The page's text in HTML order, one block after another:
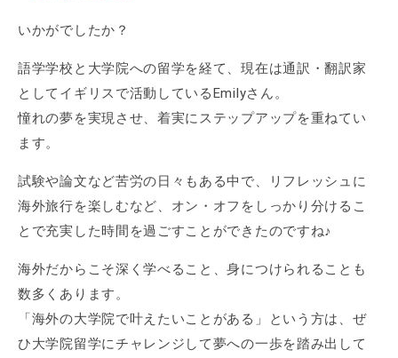
いかがでしたか？
語学学校と大学院への留学を経て、現在は通訳・翻訳家
としてイギリスで活動しているEmilyさん。
憧れの夢を実現させ、着実にステップアップを重ねてい
ます。
試験や論文など苦労の日々もある中で、リフレッシュに
海外旅行を楽しむなど、オン・オフをしっかり分けるこ
とで充実した時間を過ごすことができたのですね♪
海外だからこそ深く学べること、身につけられることも
数多くあります。
「海外の大学院で叶えたいことがある」という方は、ぜ
ひ大学院留学にチャレンジして夢への一歩を踏み出して